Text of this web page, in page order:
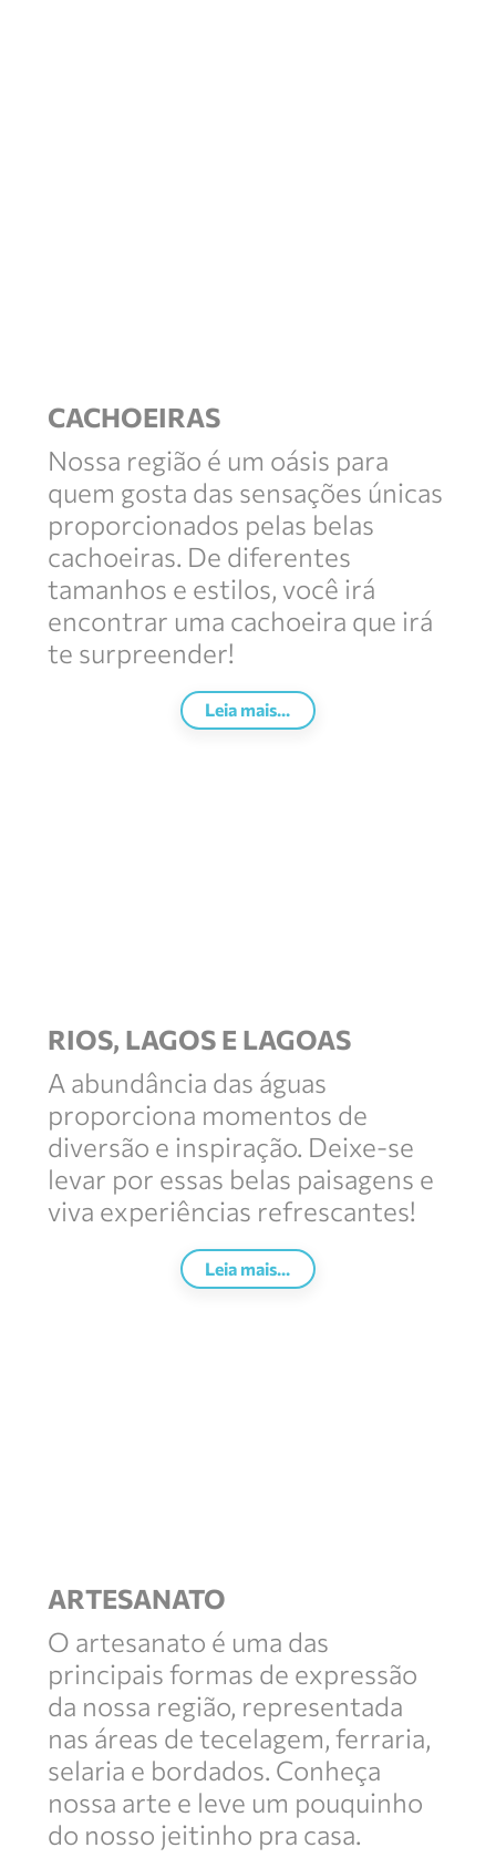
CACHOEIRAS
Nossa região é um oásis para
quem gosta das sensações únicas
proporcionados pelas belas
cachoeiras. De diferentes
tamanhos e estilos, você irá
encontrar uma cachoeira que irá
te surpreender!
Leia mais...
RIOS, LAGOS E LAGOAS
A abundância das águas
proporciona momentos de
diversão e inspiração. Deixe-se
levar por essas belas paisagens e
viva experiências refrescantes!
Leia mais...
ARTESANATO
O artesanato é uma das
principais formas de expressão
da nossa região, representada
nas áreas de tecelagem, ferraria,
selaria e bordados. Conheça
nossa arte e leve um pouquinho
do nosso jeitinho pra casa.